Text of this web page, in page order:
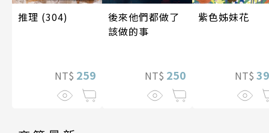
推理 (304)
NT$ 259
後來他們都做了
該做的事
NT$ 250
紫色姊妹花
NT$